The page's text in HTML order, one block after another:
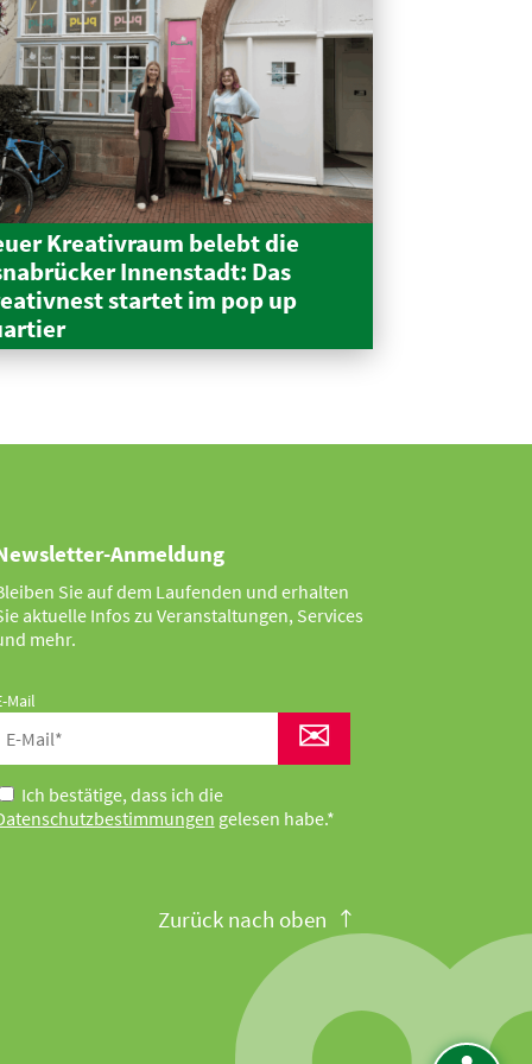
Kreativraum belebt die
Innen­stadt: Das
startet im pop up
Anmeldung
Sie auf dem Laufenden und erhalten
aktuelle Infos zu Veranstaltungen, Services
mehr.
Mail
✉
Ich bestätige, dass ich die
gelesen habe.*
Zurück nach oben